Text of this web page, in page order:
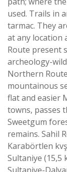
used. Trails in
tarmac. They
at any location
Route present
archeology-
Northern
mountainous
flat and easier
towns, passes
Sweetgum
remains. Sahil
Karabörtlen
Sultaniye (15,5
Sultaniye-